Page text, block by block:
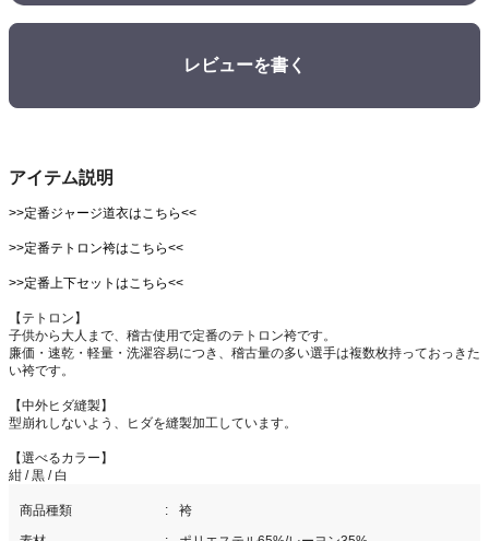
レビューを書く
アイテム説明
>>定番ジャージ道衣はこちら<<
>>定番テトロン袴はこちら<<
>>定番上下セットはこちら<<
【テトロン】
子供から大人まで、稽古使用で定番のテトロン袴です。
廉価・速乾・軽量・洗濯容易につき、稽古量の多い選手は複数枚持っておっきた
い袴です。
【中外ヒダ縫製】
型崩れしないよう、ヒダを縫製加工しています。
【選べるカラー】
紺 / 黒 / 白
商品種類
袴